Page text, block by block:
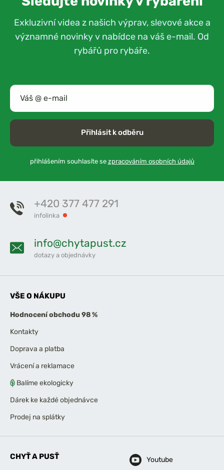
Exkluzivní videa z našich výprav, slevové akce a
významné novinky v nabídce na váš e-mail. Od
rybářů pro rybáře.
Přihlásit k odběru
přihlášením souhlasíte se zpracováním osobních údajů
+420 377 477 291
infolinka
info@chytapust.cz
dotazy a objednávky
VŠE O NÁKUPU
Hodnocení obchodu 98 %
Kontakty
Doprava a platba
Vrácení a reklamace
Balíme ekologicky
Dárek ke každé objednávce
Prodej na splátky
CHYŤ A PUSŤ
Youtube